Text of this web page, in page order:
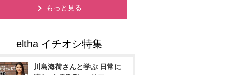
もっと見る
川島海荷さんと学ぶ 日常に